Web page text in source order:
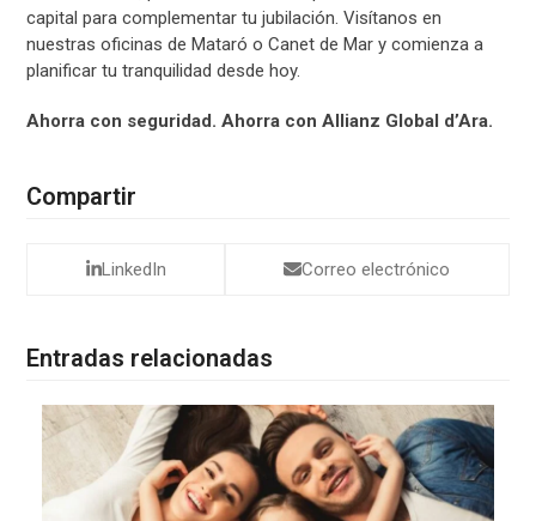
capital para complementar tu jubilación. Visítanos en
nuestras oficinas de Mataró o Canet de Mar y comienza a
planificar tu tranquilidad desde hoy.
Ahorra con seguridad. Ahorra con Allianz Global d’Ara.
Compartir
LinkedIn Correo electrónico
Entradas relacionadas